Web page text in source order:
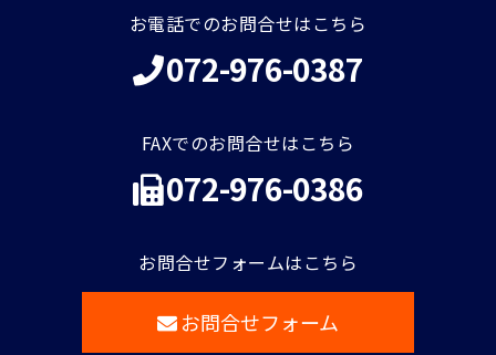
お電話でのお問合せはこちら
072-976-0387
FAXでのお問合せはこちら
072-976-0386
お問合せフォームはこちら
お問合せフォーム